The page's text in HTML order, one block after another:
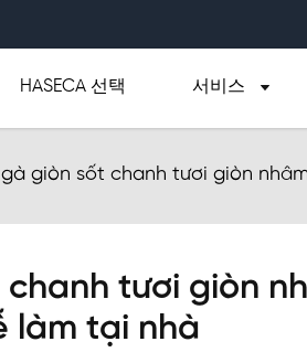
HASECA 선택 서비스
giòn sốt chanh tươi giòn
tươi giòn
làm tại nhà